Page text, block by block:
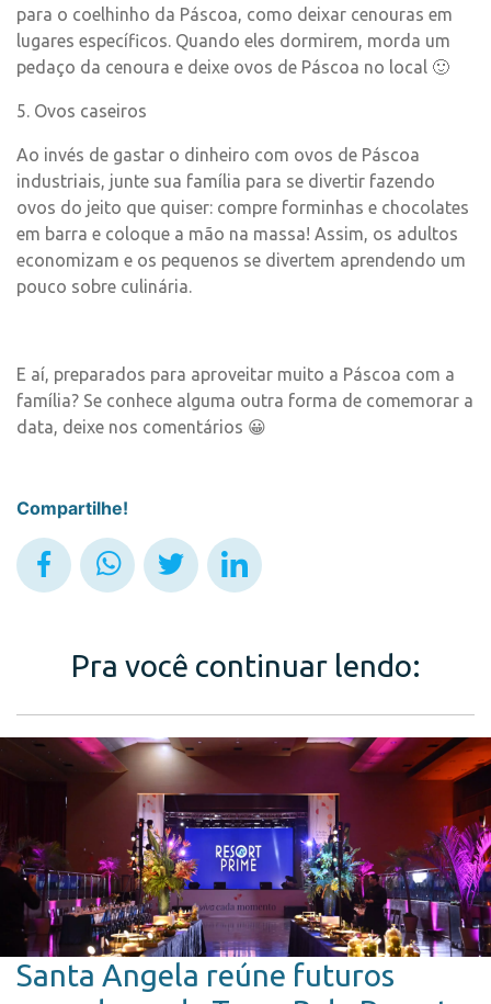
para o coelhinho da Páscoa, como deixar cenouras em
lugares específicos. Quando eles dormirem, morda um
pedaço da cenoura e deixe ovos de Páscoa no local 🙂
5. Ovos caseiros
Ao invés de gastar o dinheiro com ovos de Páscoa
industriais, junte sua família para se divertir fazendo
ovos do jeito que quiser: compre forminhas e chocolates
em barra e coloque a mão na massa! Assim, os adultos
economizam e os pequenos se divertem aprendendo um
pouco sobre culinária.
E aí, preparados para aproveitar muito a Páscoa com a
família? Se conhece alguma outra forma de comemorar a
data, deixe nos comentários 😀
Compartilhe!
Pra você continuar lendo:
Santa Angela reúne futuros